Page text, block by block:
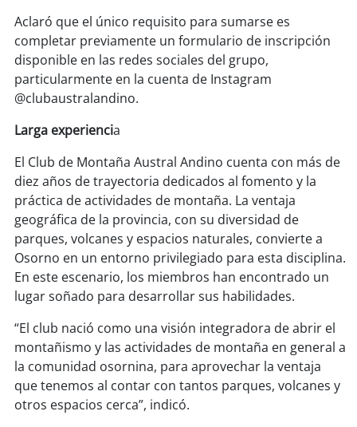
soysancarlos
soytalcahuano
concepción
soy coronel
soyarauco
soytemuco
soy valdivia
soypuertomontt
soychiloé
Aclaró que el único requisito para sumarse es
completar previamente un formulario de inscripción
disponible en las redes sociales del grupo,
particularmente en la cuenta de Instagram
@clubaustralandino.
Larga experiencia
El Club de Montaña Austral Andino cuenta con más de
diez años de trayectoria dedicados al fomento y la
práctica de actividades de montaña. La ventaja
geográfica de la provincia, con su diversidad de
parques, volcanes y espacios naturales, convierte a
Osorno en un entorno privilegiado para esta disciplina.
En este escenario, los miembros han encontrado un
lugar soñado para desarrollar sus habilidades.
“El club nació como una visión integradora de abrir el
montañismo y las actividades de montaña en general a
la comunidad osornina, para aprovechar la ventaja
que tenemos al contar con tantos parques, volcanes y
otros espacios cerca”, indicó.